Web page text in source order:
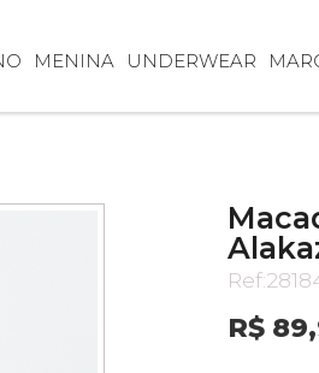
MENINA UNDERWEAR
Ref:
R$